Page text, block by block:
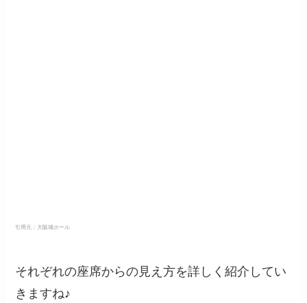
引用元： 大阪城ホール
それぞれの座席からの見え方を詳しく紹介してい
きますね♪